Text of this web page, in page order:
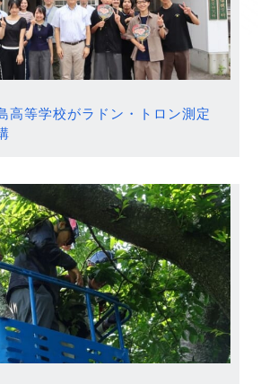
高等学校がラドン・トロン測定